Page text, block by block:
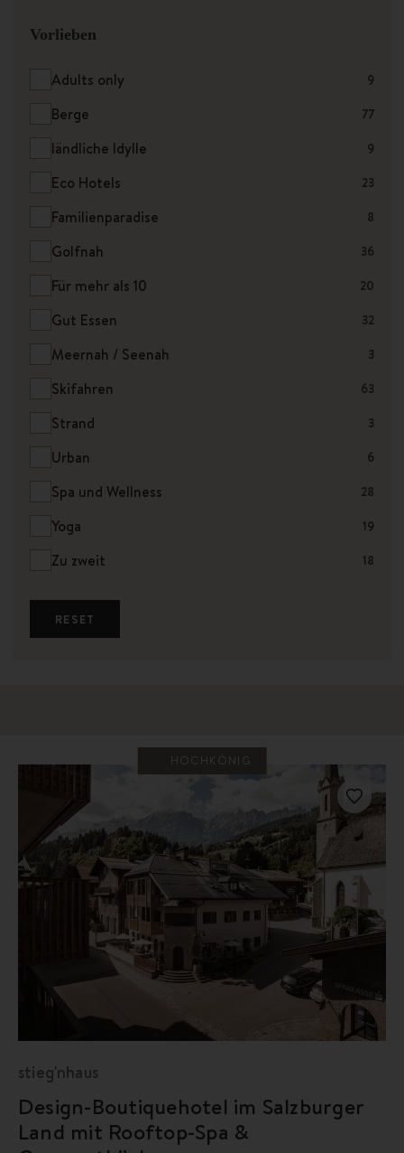
Vorlieben
Adults only 9
Berge 77
ländliche Idylle 9
Eco Hotels 23
Familienparadise 8
Golfnah 36
Für mehr als 10 20
Gut Essen 32
Meernah / Seenah 3
Skifahren 63
Strand 3
Urban 6
Spa und Wellness 28
Yoga 19
Zu zweit 18
RESET
HOCHKÖNIG
stieg'nhaus
Design-Boutiquehotel im Salzburger
Land mit Rooftop-Spa &